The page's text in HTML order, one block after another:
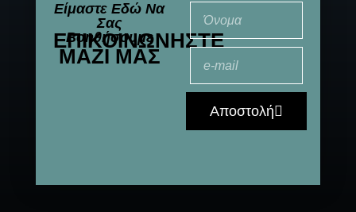
Είμαστε Εδώ Να
Σας
Βοηθήσουμε
ΕΠΙΚΟΙΝΩΝΉΣΤΕ
ΜΑΖΊ ΜΑΣ
Αποστολή